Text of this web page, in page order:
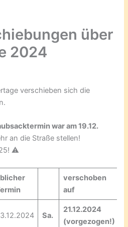
über
2024
verschieben sich die
war am 19.12.
an die Straße stellen!
⚠️
verschoben
auf
Sa.
21.12.2024
(vorgezogen!)